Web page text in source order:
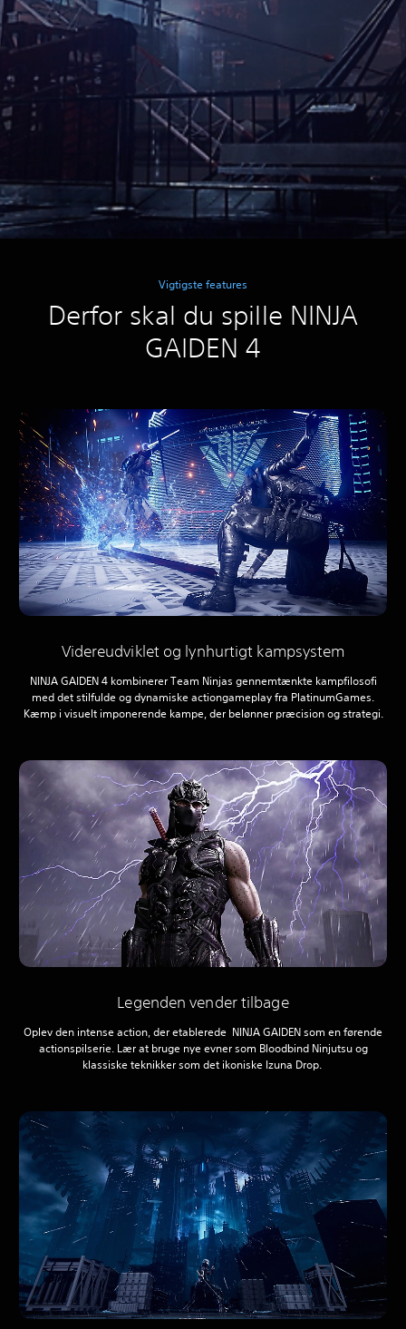
Vigtigste features
Derfor skal du spille NINJA
GAIDEN 4
Videreudviklet og lynhurtigt kampsystem
NINJA GAIDEN 4 kombinerer Team Ninjas gennemtænkte kampfilosofi
med det stilfulde og dynamiske actiongameplay fra PlatinumGames.
Kæmp i visuelt imponerende kampe, der belønner præcision og strategi.
Legenden vender tilbage
Oplev den intense action, der etablerede NINJA GAIDEN som en førende
actionspilserie. Lær at bruge nye evner som Bloodbind Ninjutsu og
klassiske teknikker som det ikoniske Izuna Drop.